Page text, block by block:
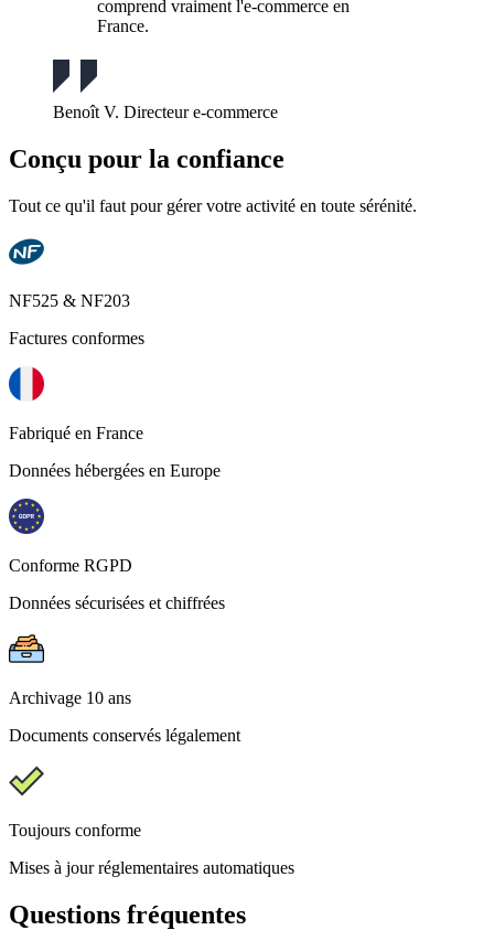
comprend vraiment l'e-commerce en
France.
Benoît V. Directeur e-commerce
Conçu pour la confiance
Tout ce qu'il faut pour gérer votre activité en toute sérénité.
NF525 & NF203
Factures conformes
Fabriqué en France
Données hébergées en Europe
Conforme RGPD
Données sécurisées et chiffrées
Archivage 10 ans
Documents conservés légalement
Toujours conforme
Mises à jour réglementaires automatiques
Questions fréquentes